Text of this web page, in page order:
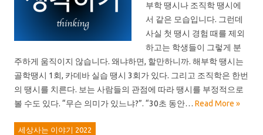
부학 땡시나 조직학 땡시에
서 같은 모습입니다. 그런데
사실 첫 땡시 경험 때를 제외
하고는 학생들이 그렇게 분
주하게 움직이지 않습니다. 왜냐하면, 할만하니까. 해부학 땡시는
골학땡시 1회, 카데바 실습 땡시 3회가 있다. 그리고 조직학은 한번
의 땡시를 치른다. 보는 사람들의 관점에 따라 땡시를 부정적으로
볼 수도 있다. “무슨 의미가 있느냐?”. “30초 동안… Read More »
세상사는 이야기 2022